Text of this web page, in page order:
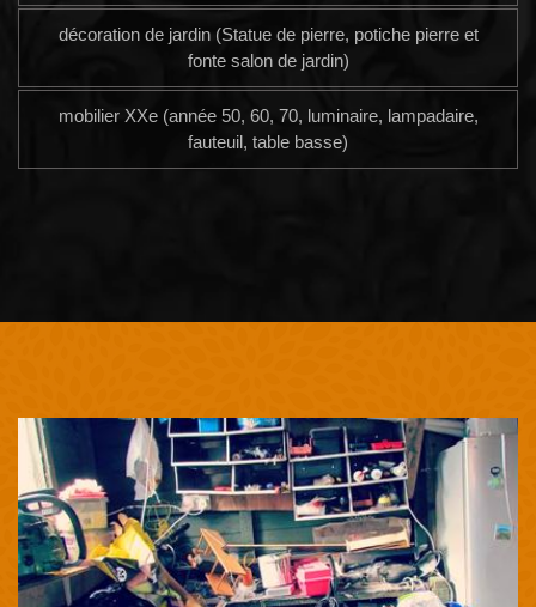
décoration de jardin (Statue de pierre, potiche pierre et
fonte salon de jardin)
mobilier XXe (année 50, 60, 70, luminaire, lampadaire,
fauteuil, table basse)